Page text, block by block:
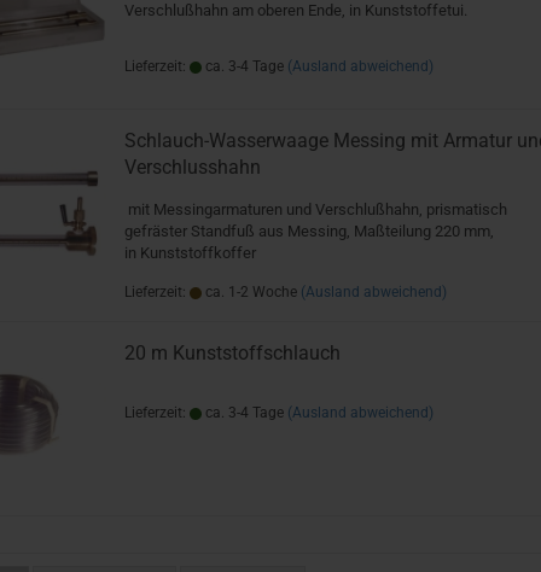
Verschlußhahn am oberen Ende, in Kunststoffetui.
Lieferzeit: ca. 3-4 Tage (Ausland abweichend)
Schlauch-Wasserwaage Messing mit Armatur
Verschlusshahn
mit Messingarmaturen und Verschlußhahn, prismatisch
gefräster Standfuß aus Messing, Maßteilung 220 mm,
in Kunststoffkoffer
Lieferzeit: ca. 1-2 Woche (Ausland abweichend)
20 m Kunststoffschlauch
Lieferzeit: ca. 3-4 Tage (Ausland abweichend)